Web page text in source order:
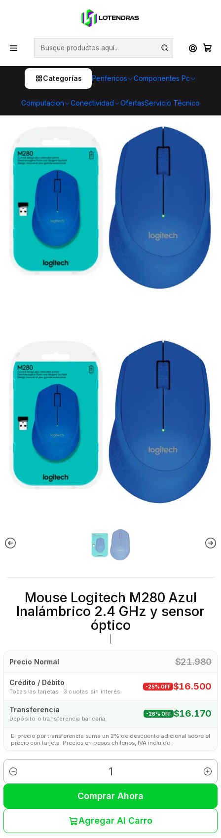
Categorías Perifericos Componentes Pc
Computacion Conectividad OfertasServicio Técnico
💥 ¡Compra HOY y retira GRATIS en tienda! 🏪🚀 Además,
aprovecha cientos de productos con Despacho Gratis 🛒📦
¡No dejes pasar esta oportunidad! 🔥
Inicio Perifericos
Mouse Logitech M280 Azul Inalámbrico 2.4 GHz y
Mouse Logitech M280 Azul
Inalámbrico 2.4 GHz y sensor
óptico
Precio Normal $21.980
Crédito / Débito
Todas las tarjetas · 3 cuotas sin interés
-25% OFF $16.500
Transferencia
Depósito o transferencia bancaria
-26% OFF $16.170
El precio por transferencia suma un 2% de descuento adicional sobre el
precio con tarjeta. Precios en pesos chilenos, IVA incluido.
Cantidad
Agregar Al Carro
Comprar Ahora